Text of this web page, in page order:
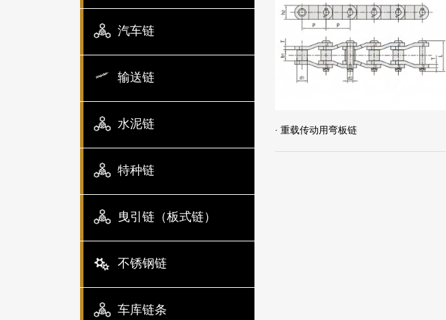
汽车链
输送链
水泥链
特种链
曳引链（板式链）
不锈钢链
车库链条
· 重载传动用弯板链